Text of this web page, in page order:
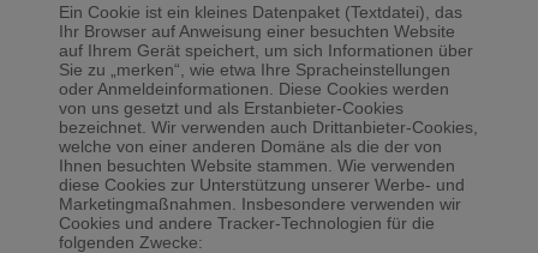
Ein Cookie ist ein kleines Datenpaket (Textdatei), das
Ihr Browser auf Anweisung einer besuchten Website
auf Ihrem Gerät speichert, um sich Informationen über
Sie zu „merken“, wie etwa Ihre Spracheinstellungen
oder Anmeldeinformationen. Diese Cookies werden
von uns gesetzt und als Erstanbieter-Cookies
bezeichnet. Wir verwenden auch Drittanbieter-Cookies,
welche von einer anderen Domäne als die der von
Ihnen besuchten Website stammen. Wie verwenden
diese Cookies zur Unterstützung unserer Werbe- und
Marketingmaßnahmen. Insbesondere verwenden wir
Cookies und andere Tracker-Technologien für die
folgenden Zwecke: